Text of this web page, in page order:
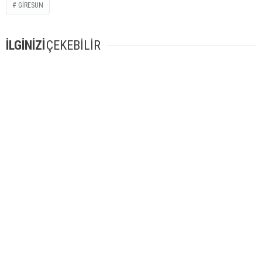
GIRESUN
İLGİNİZİÇEKEBİLİR